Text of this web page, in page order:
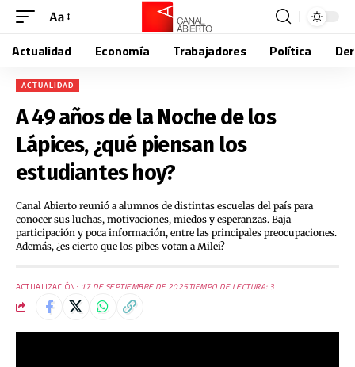
Aa
Actualidad Economía Trabajadores Política
ACTUALIDAD
A 49 años de la Noche de los
Lápices, ¿qué piensan los
estudiantes hoy?
Canal Abierto reunió a alumnos de distintas escuelas del país para
conocer sus luchas, motivaciones, miedos y esperanzas. Baja
participación y poca información, entre las principales preocupaciones.
Además, ¿es cierto que los pibes votan a Milei?
ACTUALIZACIÓN: 17 DE SEPTIEMBRE DE 2025TIEMPO DE LECTURA: 3